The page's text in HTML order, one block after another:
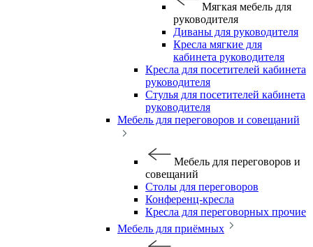
Мягкая мебель для
руководителя
Диваны для руководителя
Кресла мягкие для
кабинета руководителя
Кресла для посетителей кабинета
руководителя
Стулья для посетителей кабинета
руководителя
Мебель для переговоров и совещаний
Мебель для переговоров и
совещаний
Столы для переговоров
Конференц-кресла
Кресла для переговорных прочие
Мебель для приёмных